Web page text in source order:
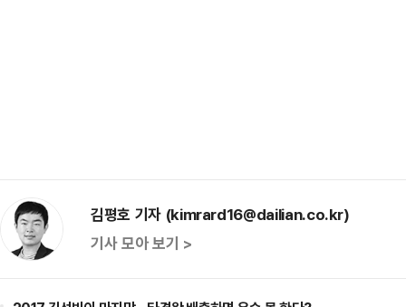
김평호 기자 (kimrard16@dailian.co.kr)
기사 모아 보기 >